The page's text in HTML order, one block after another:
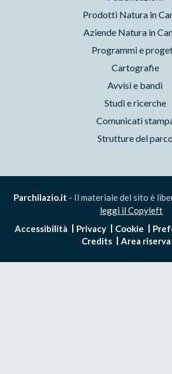
Prodotti Natura in
Aziende Natura in
Programmi e
Cartografie
Avvisi e bandi
Studi e ricerche
Comunicati
Strutture del parco
Parchilazio.it - Il materiale del sito è
leggi il Copyleft
Accessibilità
Privacy Cookie
Credits
Area